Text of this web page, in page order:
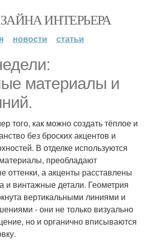
ИНТЕРЬЕРА
новости статьи
материалы и
того, как можно создать тёплое и
без броских акцентов и
В отделке используются
преобладают
оттенки, а акценты расставлены
и винтажные детали. Геометрия
вертикальными линиями и
- они не только визуально
но и органично вписываются